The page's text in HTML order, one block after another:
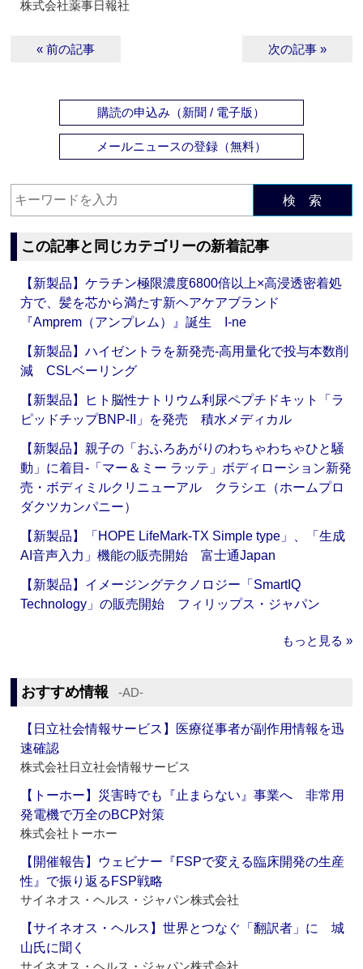
株式会社薬事日報社
« 前の記事 次の記事 »
購読の申込み（新聞 / 電子版）
メールニュースの登録（無料）
検 索
この記事と同じカテゴリーの新着記事
【新製品】ケラチン極限濃度6800倍以上×高浸透密着処
方で、髪を芯から満たす新ヘアケアブランド
『Amprem（アンプレム）』誕生 I-ne
【新製品】ハイゼントラを新発売‐高用量化で投与本数削
減 CSLベーリング
【新製品】ヒト脳性ナトリウム利尿ペプチドキット「ラ
ピッドチップBNP-II」を発売 積水メディカル
【新製品】親子の「おふろあがりのわちゃわちゃひと騒
動」に着目‐「マー＆ミー ラッテ」ボディローション新発
売・ボディミルクリニューアル クラシエ（ホームプロ
ダクツカンパニー）
【新製品】「HOPE LifeMark-TX Simple type」、「生成
AI音声入力」機能の販売開始 富士通Japan
【新製品】イメージングテクノロジー「SmartIQ
Technology」の販売開始 フィリップス・ジャパン
もっと見る »
おすすめ情報 ‐AD‐
【日立社会情報サービス】医療従事者が副作用情報を迅
速確認
株式会社日立社会情報サービス
【トーホー】災害時でも『止まらない』事業へ 非常用
発電機で万全のBCP対策
株式会社トーホー
【開催報告】ウェビナー『FSPで変える臨床開発の生産
性』で振り返るFSP戦略
サイネオス・ヘルス・ジャパン株式会社
【サイネオス・ヘルス】世界とつなぐ「翻訳者」に 城
山氏に聞く